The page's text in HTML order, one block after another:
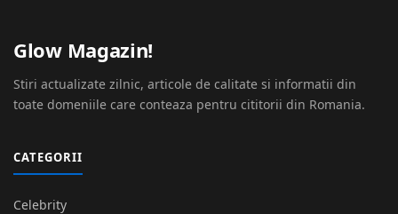
Glow Magazin!
Stiri actualizate zilnic, articole de calitate si informatii din
toate domeniile care conteaza pentru cititorii din Romania.
CATEGORII
Celebrity